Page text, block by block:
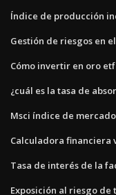
Índice de producción
Gestión de riesgos en
Cómo invertir en oro
¿cuál es la tasa de
Msci índice de
Calculadora financiera
Tasa de interés de la
Exposición al riesgo de